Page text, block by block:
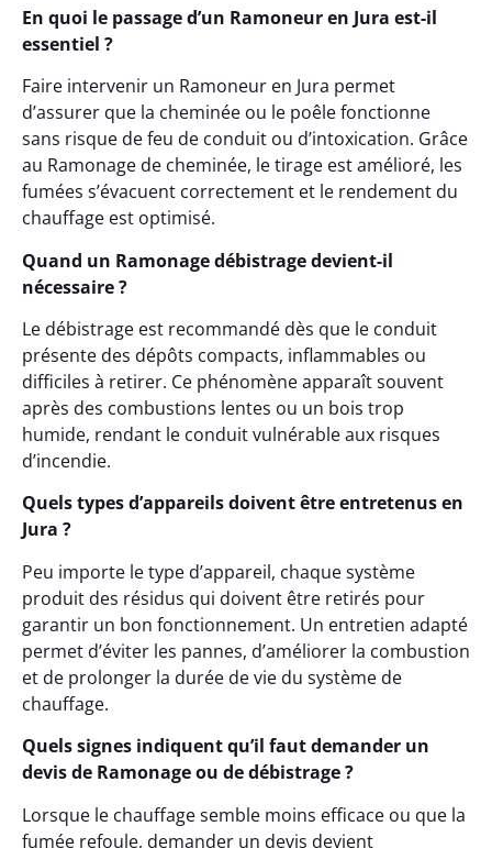
En quoi le passage d’un Ramoneur en Jura est-il
essentiel ?
Faire intervenir un Ramoneur en Jura permet
d’assurer que la cheminée ou le poêle fonctionne
sans risque de feu de conduit ou d’intoxication. Grâce
au Ramonage de cheminée, le tirage est amélioré, les
fumées s’évacuent correctement et le rendement du
chauffage est optimisé.
Quand un Ramonage débistrage devient-il
nécessaire ?
Le débistrage est recommandé dès que le conduit
présente des dépôts compacts, inflammables ou
difficiles à retirer. Ce phénomène apparaît souvent
après des combustions lentes ou un bois trop
humide, rendant le conduit vulnérable aux risques
d’incendie.
Quels types d’appareils doivent être entretenus en
Jura ?
Peu importe le type d’appareil, chaque système
produit des résidus qui doivent être retirés pour
garantir un bon fonctionnement. Un entretien adapté
permet d’éviter les pannes, d’améliorer la combustion
et de prolonger la durée de vie du système de
chauffage.
Quels signes indiquent qu’il faut demander un
devis de Ramonage ou de débistrage ?
Lorsque le chauffage semble moins efficace ou que la
fumée refoule, demander un devis devient